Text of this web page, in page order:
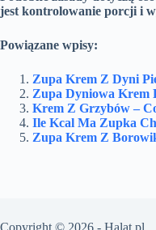
jest kontrolowanie porcji i
Powiązane wpisy:
Zupa Krem Z Dyni
Zupa Dyniowa Krem
Krem Z Grzybów –
Ile Kcal Ma Zupka
Zupa Krem Z